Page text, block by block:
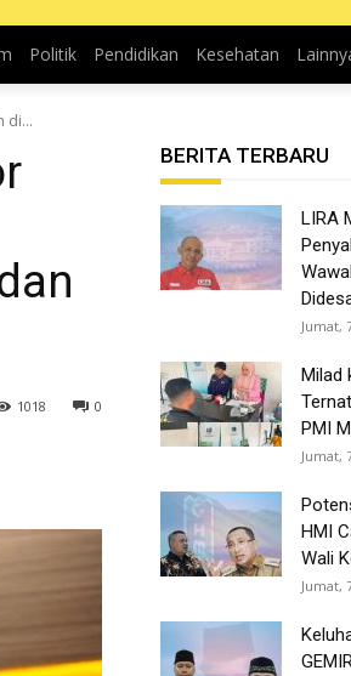
Politik Pendidikan Kesehatan
di...
0
1018
BERITA TERBARU
LIRA
Jumat,
Milad
PMI
Jumat,
HMI
Wali
Jumat,